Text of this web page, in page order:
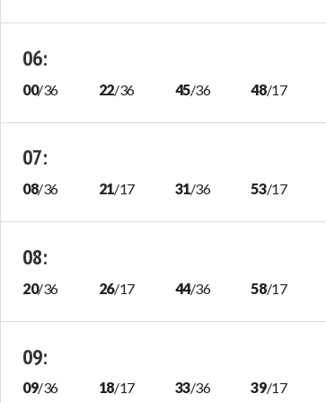
06:
00/36 22/36 45/36 48/17
07:
08/36 21/17 31/36 53/17
08:
20/36 26/17 44/36 58/17
09:
09/36 18/17 33/36 39/17